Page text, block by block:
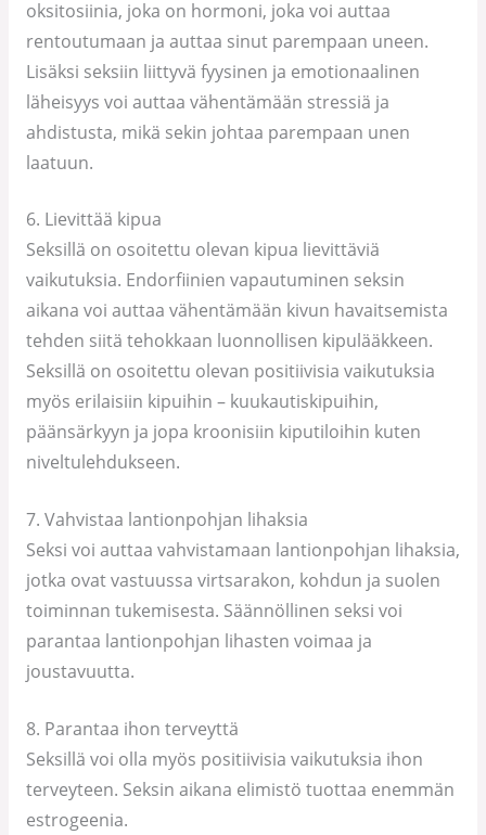
oksitosiinia, joka on hormoni, joka voi auttaa
rentoutumaan ja auttaa sinut parempaan uneen.
Lisäksi seksiin liittyvä fyysinen ja emotionaalinen
läheisyys voi auttaa vähentämään stressiä ja
ahdistusta, mikä sekin johtaa parempaan unen
laatuun.
6. Lievittää kipua
Seksillä on osoitettu olevan kipua lievittäviä
vaikutuksia. Endorfiinien vapautuminen seksin
aikana voi auttaa vähentämään kivun havaitsemista
tehden siitä tehokkaan luonnollisen kipulääkkeen.
Seksillä on osoitettu olevan positiivisia vaikutuksia
myös erilaisiin kipuihin – kuukautiskipuihin,
päänsärkyyn ja jopa kroonisiin kiputiloihin kuten
niveltulehdukseen.
7. Vahvistaa lantionpohjan lihaksia
Seksi voi auttaa vahvistamaan lantionpohjan lihaksia,
jotka ovat vastuussa virtsarakon, kohdun ja suolen
toiminnan tukemisesta. Säännöllinen seksi voi
parantaa lantionpohjan lihasten voimaa ja
joustavuutta.
8. Parantaa ihon terveyttä
Seksillä voi olla myös positiivisia vaikutuksia ihon
terveyteen. Seksin aikana elimistö tuottaa enemmän
estrogeenia.